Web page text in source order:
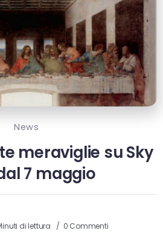
News
meraviglie su Sky
7 maggio
di lettura 0 Commenti